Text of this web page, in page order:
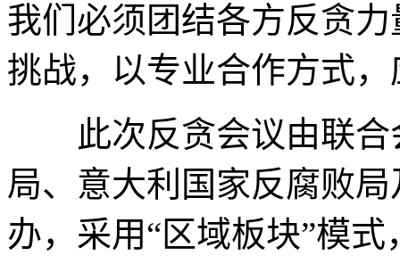
我们必须团结各方反贪
挑战，以专业合作方式
此次反贪会议由联合
局、意大利国家反腐败
办，采用“区域板块”模